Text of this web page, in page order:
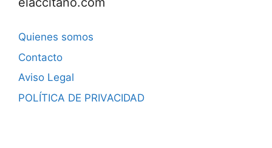
Quienes somos
Contacto
Aviso Legal
POLÍTICA DE PRIVACIDAD